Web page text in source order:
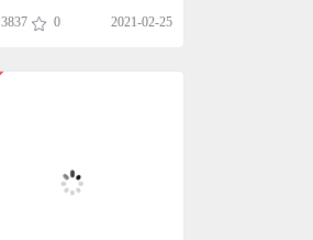
3837 0 2021-02-25